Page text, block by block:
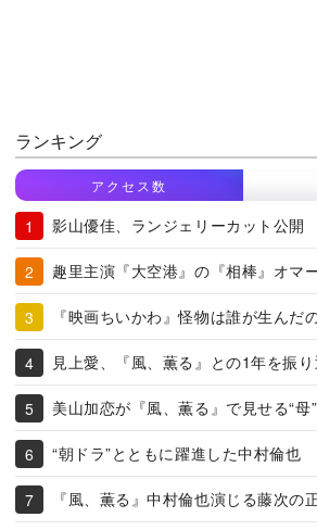
ランキング
アクセス数
影山優佳、ランジェリーカット公開
趣里主演『大空港』の『相棒』オマ
『映画ちいかわ』怪物は誰が生んだ
見上愛、『風、薫る』との1年を振り
美山加恋が『風、薫る』で見せる“母
“朝ドラ”とともに躍進した中村倫也
『風、薫る』中村倫也演じる藤次の